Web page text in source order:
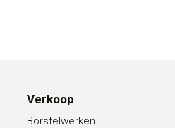
Verkoop
Borstelwerken